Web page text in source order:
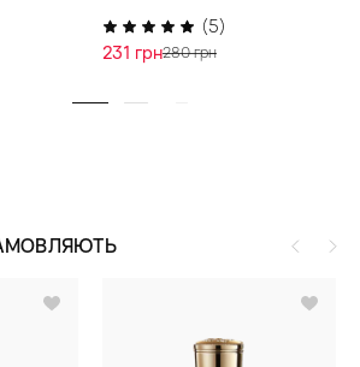
(5)
231 грн280 грн